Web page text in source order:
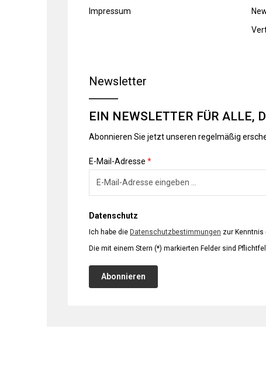
Impressum
Newsletter
EIN NEWSLETTER FÜR ALLE,
Abonnieren Sie jetzt unseren regelmäßig
E-Mail-Adresse *
Datenschutz
Ich habe die Datenschutzbestimmungen zur
Die mit einem Stern (*) markierten Felder sind
Abonnieren